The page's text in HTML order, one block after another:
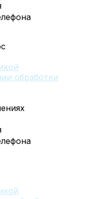
обработки